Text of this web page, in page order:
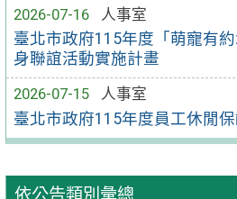
2026-07-16
人事室
臺北市政府115年度「萌寵有
身聯誼活動實施計畫
2026-07-15
人事室
臺北市政府115年度員工休閒